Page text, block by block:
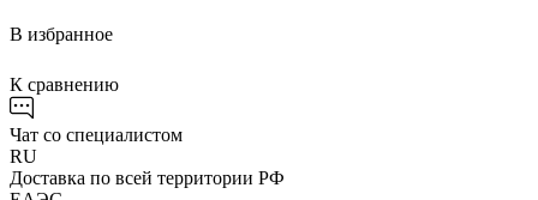
В избранное
К сравнению
Чат со специалистом
RU
Доставка по всей территории РФ